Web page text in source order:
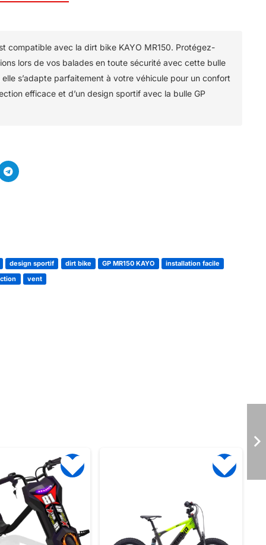
compatible avec la dirt bike KAYO MR150. Protégez-
lors de vos balades en toute sécurité avec cette bulle
s’adapte parfaitement à votre véhicule pour un confort
efficace et d’un design sportif avec la bulle GP
design sportif dirt bike GP MR150 KAYO
installation facile
vent